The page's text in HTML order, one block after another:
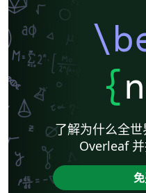
{
了解为什么全
Overleaf 并